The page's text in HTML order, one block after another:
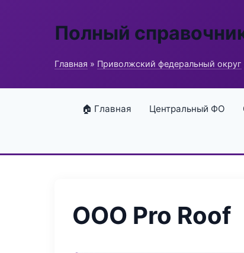
Полный
Главная » Приволжский федеральный округ
🏠 Главная Центральный ФО
ООО Pro Roof